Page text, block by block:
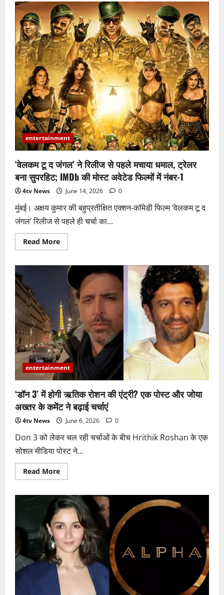
मैन:
ब्रांड
न्यू
डे’
ने
भारत
में
रचा
इतिहास,
पहले
दिन
₹72.44
करोड़
की
कमाई
entertainment
‘वेलकम टू द जंगल’ ने रिलीज से पहले मचाया धमाल, ट्रेलर
बना सुपरहिट; IMDb की मोस्ट अवेटेड फिल्मों में नंबर-1
4tv News June 14, 2026 0
मुंबई। अक्षय कुमार की बहुप्रतीक्षित एक्शन-कॉमेडी फिल्म ‘वेलकम टू द
जंगल’ रिलीज से पहले ही चर्चा का...
Read MoreRead
more
जंगल’
रिलीज
से
पहले
मचाया
धमाल,
ट्रेलर
बना
सुपरहिट;
IMDb
की
मोस्ट
अवेटेड
फिल्मों
में
नंबर-1
entertainment
‘डॉन 3’ में होगी ऋतिक रोशन की एंट्री? एक पोस्ट और जोया
अख्तर के कमेंट ने बढ़ाई चर्चाएं
4tv News June 6, 2026 0
Don 3 को लेकर चल रही चर्चाओं के बीच Hrithik Roshan के एक
सोशल मीडिया पोस्ट ने...
Read MoreRead
more
3’
में
होगी
ऋतिक
रोशन
की
एंट्री?
एक
पोस्ट
और
जोया
अख्तर
के
कमेंट